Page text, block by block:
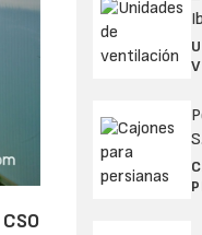
CSO